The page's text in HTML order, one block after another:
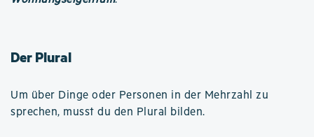
Der Plural
Um über Dinge oder Personen in der Mehrzahl zu
sprechen, musst du den Plural bilden.